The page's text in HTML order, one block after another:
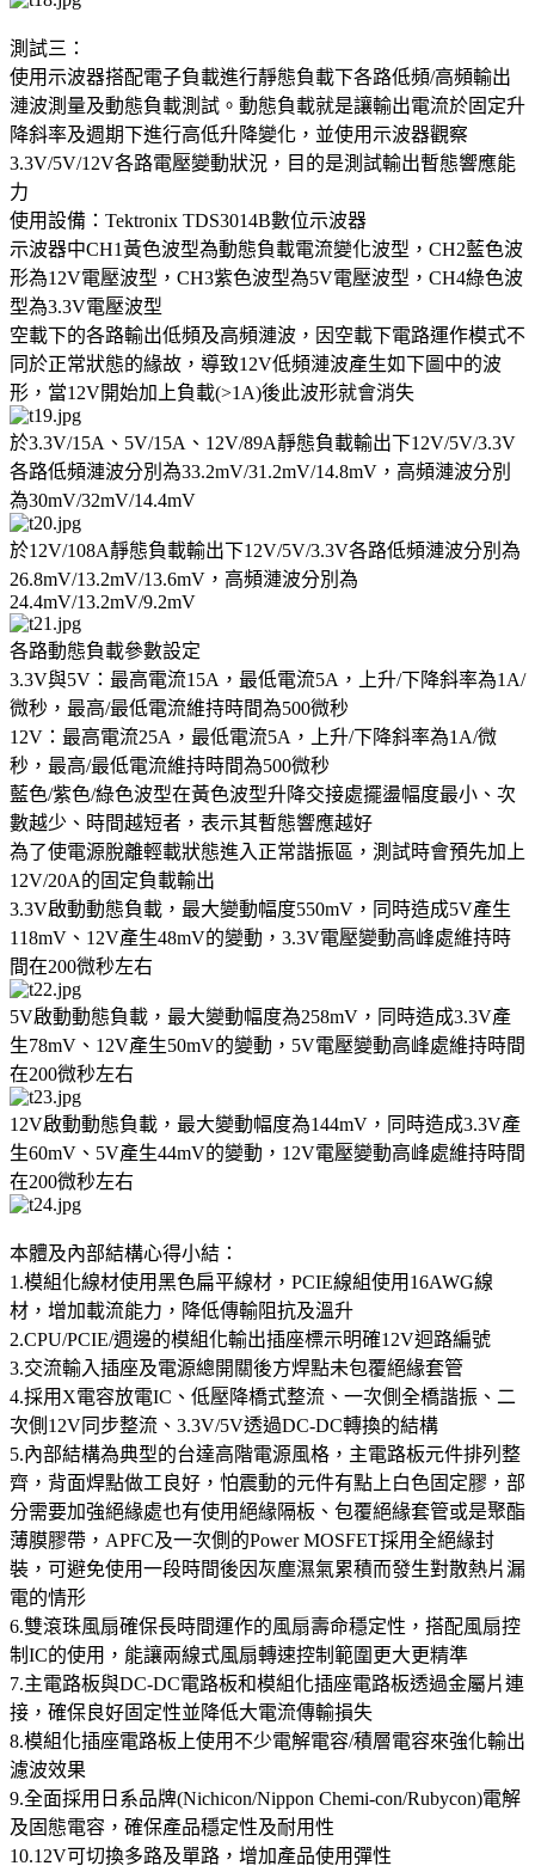
測試三：
使用示波器搭配電子負載進行靜態負載下各路低頻/高頻輸出
漣波測量及動態負載測試。動態負載就是讓輸出電流於固定升
降斜率及週期下進行高低升降變化，並使用示波器觀察
3.3V/5V/12V各路電壓變動狀況，目的是測試輸出暫態響應能
力
使用設備：Tektronix TDS3014B數位示波器
示波器中CH1黃色波型為動態負載電流變化波型，CH2藍色波
形為12V電壓波型，CH3紫色波型為5V電壓波型，CH4綠色波
型為3.3V電壓波型
空載下的各路輸出低頻及高頻漣波，因空載下電路運作模式不
同於正常狀態的緣故，導致12V低頻漣波產生如下圖中的波
形，當12V開始加上負載(>1A)後此波形就會消失
於3.3V/15A、5V/15A、12V/89A靜態負載輸出下12V/5V/3.3V
各路低頻漣波分別為33.2mV/31.2mV/14.8mV，高頻漣波分別
為30mV/32mV/14.4mV
於12V/108A靜態負載輸出下12V/5V/3.3V各路低頻漣波分別為
26.8mV/13.2mV/13.6mV，高頻漣波分別為
24.4mV/13.2mV/9.2mV
各路動態負載參數設定
3.3V與5V：最高電流15A，最低電流5A，上升/下降斜率為1A/
微秒，最高/最低電流維持時間為500微秒
12V：最高電流25A，最低電流5A，上升/下降斜率為1A/微
秒，最高/最低電流維持時間為500微秒
藍色/紫色/綠色波型在黃色波型升降交接處擺盪幅度最小、次
數越少、時間越短者，表示其暫態響應越好
為了使電源脫離輕載狀態進入正常諧振區，測試時會預先加上
12V/20A的固定負載輸出
3.3V啟動動態負載，最大變動幅度550mV，同時造成5V產生
118mV、12V產生48mV的變動，3.3V電壓變動高峰處維持時
間在200微秒左右
5V啟動動態負載，最大變動幅度為258mV，同時造成3.3V產
生78mV、12V產生50mV的變動，5V電壓變動高峰處維持時間
在200微秒左右
12V啟動動態負載，最大變動幅度為144mV，同時造成3.3V產
生60mV、5V產生44mV的變動，12V電壓變動高峰處維持時間
在200微秒左右
本體及內部結構心得小結：
1.模組化線材使用黑色扁平線材，PCIE線組使用16AWG線
材，增加載流能力，降低傳輸阻抗及溫升
2.CPU/PCIE/週邊的模組化輸出插座標示明確12V迴路編號
3.交流輸入插座及電源總開關後方焊點未包覆絕緣套管
4.採用X電容放電IC、低壓降橋式整流、一次側全橋諧振、二
次側12V同步整流、3.3V/5V透過DC-DC轉換的結構
5.內部結構為典型的台達高階電源風格，主電路板元件排列整
齊，背面焊點做工良好，怕震動的元件有點上白色固定膠，部
分需要加強絕緣處也有使用絕緣隔板、包覆絕緣套管或是聚酯
薄膜膠帶，APFC及一次側的Power MOSFET採用全絕緣封
裝，可避免使用一段時間後因灰塵濕氣累積而發生對散熱片漏
電的情形
6.雙滾珠風扇確保長時間運作的風扇壽命穩定性，搭配風扇控
制IC的使用，能讓兩線式風扇轉速控制範圍更大更精準
7.主電路板與DC-DC電路板和模組化插座電路板透過金屬片連
接，確保良好固定性並降低大電流傳輸損失
8.模組化插座電路板上使用不少電解電容/積層電容來強化輸出
濾波效果
9.全面採用日系品牌(Nichicon/Nippon Chemi-con/Rubycon)電解
及固態電容，確保產品穩定性及耐用性
10.12V可切換多路及單路，增加產品使用彈性